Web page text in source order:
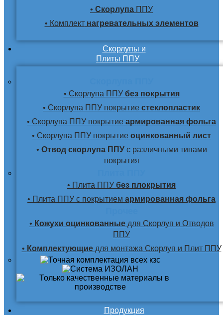
• Скорлупа ППУ
• Комплектнагревательных элементов
Скорлупы и
Плиты ППУ
• Скорлупа ППУбез покрытия
• Скорлупа ППУ покрытие стеклопластик
• Скорлупа ППУ покрытие армированная фольга
• Скорлупа ППУ покрытие оцинкованный лист
• Отвод скорлупа ППУс различными типами
покрытия
• Плита ППУ без плокрытия
• Плита ППУ с покрытием армированная фольга
• Кожухи оцинкованные для Скорлуп и Отводов
ППУ
• Комплектующие для монтажа Скорлуп и Плит ППУ
Продукция